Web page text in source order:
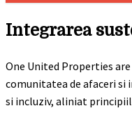
Integrarea
One United Properties
comunitatea de afaceri
si incluziv, aliniat